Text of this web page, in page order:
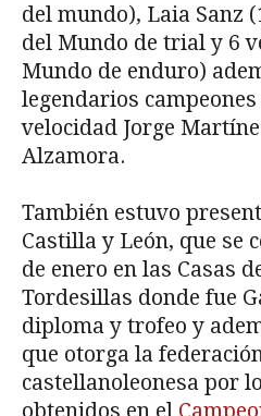
del mundo), Laia Sanz
del Mundo de trial y 6
Mundo de enduro)
legendarios
velocidad Jorge
Alzamora.
También estuvo
Castilla y León, que se
de enero en las Casas
Tordesillas donde fue
diploma y trofeo y
que otorga la
castellanoleonesa por